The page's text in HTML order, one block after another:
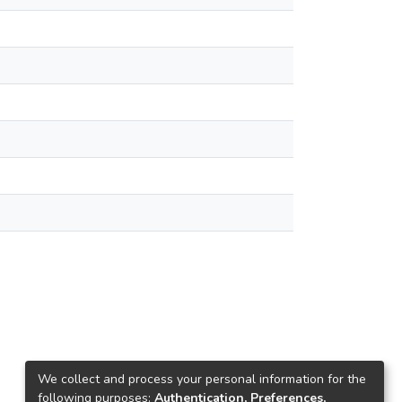
We collect and process your personal information for the
following purposes: Authentication, Preferences,